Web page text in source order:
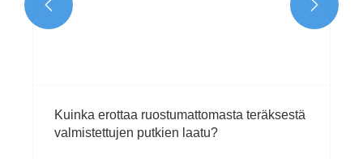
Kuinka erottaa ruostumattomasta teräksestä
valmistettujen putkien laatu?
 